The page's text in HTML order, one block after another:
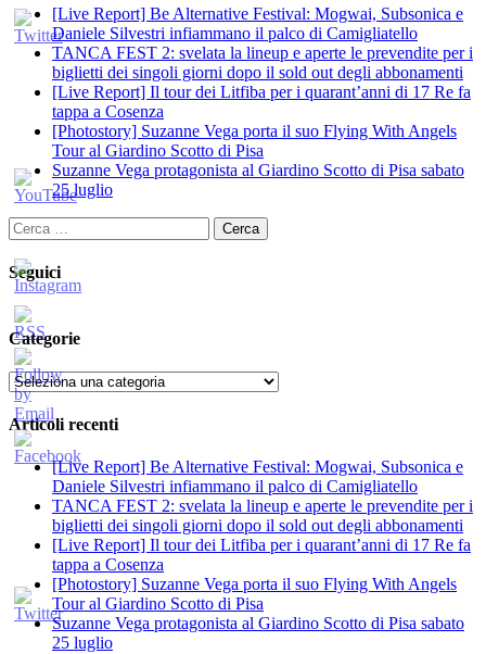
[Live Report] Be Alternative Festival: Mogwai, Subsonica e
Daniele Silvestri infiammano il palco di Camigliatello
TANCA FEST 2: svelata la lineup e aperte le prevendite per i
biglietti dei singoli giorni dopo il sold out degli abbonamenti
[Live Report] Il tour dei Litfiba per i quarant’anni di 17 Re fa
tappa a Cosenza
[Photostory] Suzanne Vega porta il suo Flying With Angels
Tour al Giardino Scotto di Pisa
Suzanne Vega protagonista al Giardino Scotto di Pisa sabato
25 luglio
Ricerca
per:
Seguici
Categorie
Categorie
Articoli recenti
[Live Report] Be Alternative Festival: Mogwai, Subsonica e
Daniele Silvestri infiammano il palco di Camigliatello
TANCA FEST 2: svelata la lineup e aperte le prevendite per i
biglietti dei singoli giorni dopo il sold out degli abbonamenti
[Live Report] Il tour dei Litfiba per i quarant’anni di 17 Re fa
tappa a Cosenza
[Photostory] Suzanne Vega porta il suo Flying With Angels
Tour al Giardino Scotto di Pisa
Suzanne Vega protagonista al Giardino Scotto di Pisa sabato
25 luglio